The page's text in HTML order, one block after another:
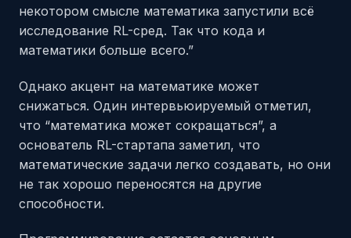
некотором смысле математика запустили всё
исследование RL-сред. Так что кода и
математики больше всего.”
Однако акцент на математике может
снижаться. Один интервьюируемый отметил,
что “математика может сокращаться”, а
основатель RL-стартапа заметил, что
математические задачи легко создавать, но они
не так хорошо переносятся на другие
способности.